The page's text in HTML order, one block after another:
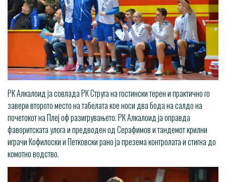
РК Алкалоид ја совлада РК Струга на гостински терен и практично го
завери второто место на табелата кое носи два бода на салдо на
почетокот на Плеј оф разигрувањето. РК Алкалоид ја оправда
фаворитската улога и предводен од Серафимов и тандемот крилни
играчи Кофилоски и Петковски рано ја презема контролата и стигна до
комотно водство.